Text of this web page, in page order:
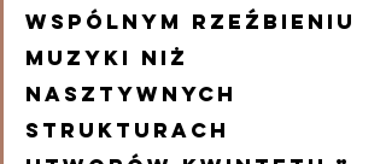
wspólnym rzeźbieniu
muzyki niż
nasztywnych
strukturach